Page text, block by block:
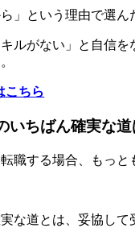
」という理由で選
ルがない」と自信
こちら
いちばん確実な
職する場合、もっ
な道とは、妥協し